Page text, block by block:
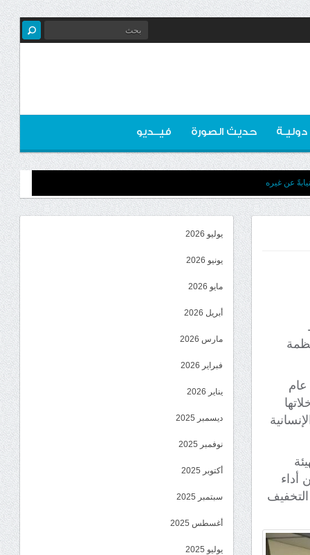
دوليـة حديث الصورة فيــديو
عن غيره
عام
أداء
يوليو 2026
يونيو 2026
مايو 2026
أبريل 2026
مارس 2026
فبراير 2026
يناير 2026
ديسمبر 2025
نوفمبر 2025
أكتوبر 2025
سبتمبر 2025
أغسطس 2025
يوليو 2025